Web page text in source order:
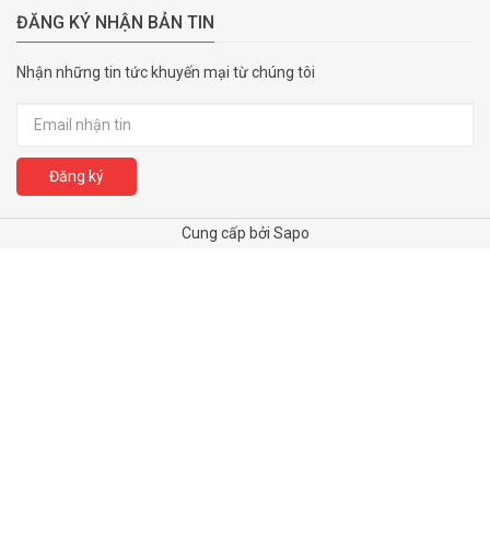
ĐĂNG KÝ NHẬN BẢN TIN
Nhận những tin tức khuyến mại từ chúng tôi
Đăng ký
Cung cấp bởi Sapo